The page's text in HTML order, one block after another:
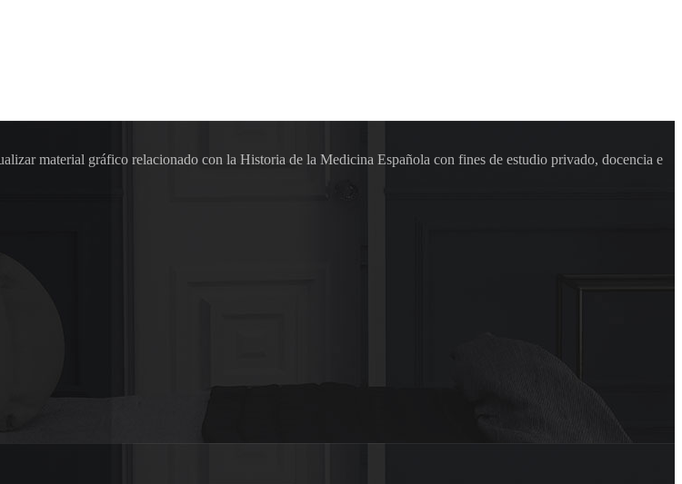
material gráfico relacionado con la Historia de la Medicina Española con fines de estudio privado, docencia e